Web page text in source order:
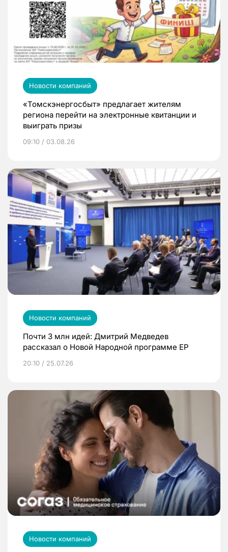
Новости компаний
«Томскэнергосбыт» предлагает жителям
региона перейти на электронные квитанции и
выиграть призы
09:10 / 03.08.26
Новости компаний
Почти 3 млн идей: Дмитрий Медведев
рассказал о Новой Народной программе ЕР
20:10 / 25.07.26
Новости компаний